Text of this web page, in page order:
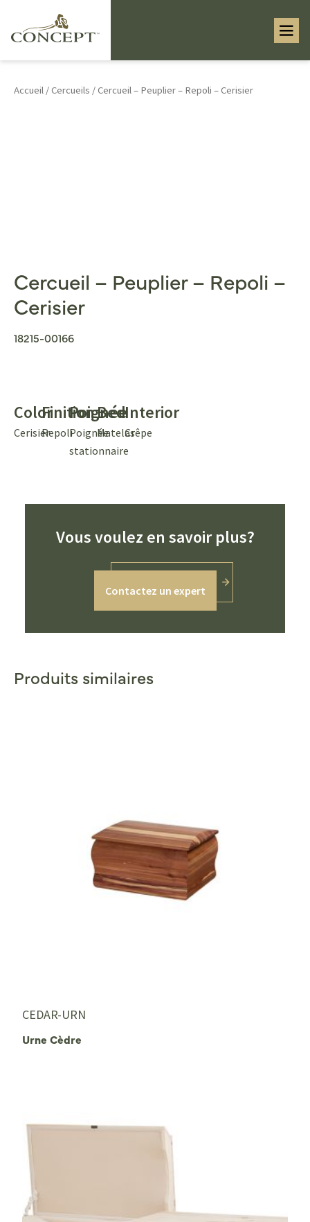
Accueil /Cercueils / Cercueil – Peuplier – Repoli – Cerisier
Cercueil – Peuplier – Repoli –
Cerisier
18215-00166
Color
Cerisier
Finition
Repoli
Poignée
Poignée
stationnaire
Bed
Matelas
Interior
Crêpe
Vous voulez en savoir plus?
Contactez un expert
Produits similaires
CEDAR-URN
Urne Cèdre